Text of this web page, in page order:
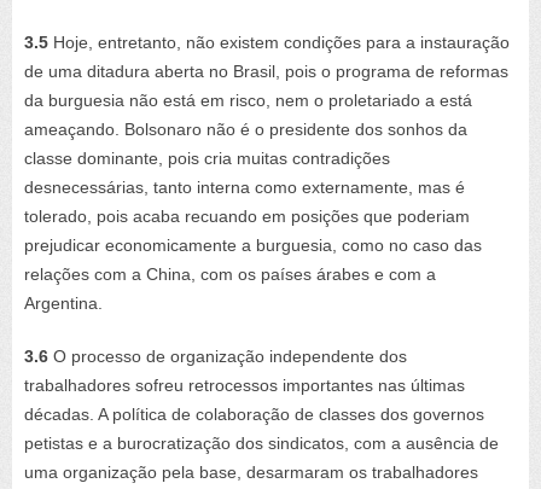
3.5 Hoje, entretanto, não existem condições para a instauração
de uma ditadura aberta no Brasil, pois o programa de reformas
da burguesia não está em risco, nem o proletariado a está
ameaçando. Bolsonaro não é o presidente dos sonhos da
classe dominante, pois cria muitas contradições
desnecessárias, tanto interna como externamente, mas é
tolerado, pois acaba recuando em posições que poderiam
prejudicar economicamente a burguesia, como no caso das
relações com a China, com os países árabes e com a
Argentina.
3.6 O processo de organização independente dos
trabalhadores sofreu retrocessos importantes nas últimas
décadas. A política de colaboração de classes dos governos
petistas e a burocratização dos sindicatos, com a ausência de
uma organização pela base, desarmaram os trabalhadores